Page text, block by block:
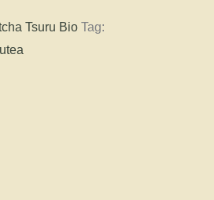
Tsuru Bio Tag: